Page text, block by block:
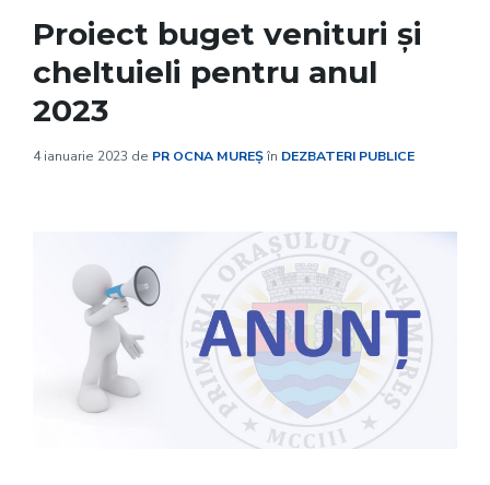
Proiect buget venituri și
cheltuieli pentru anul
2023
4 ianuarie 2023 de PR OCNA MUREȘîn DEZBATERI PUBLICE